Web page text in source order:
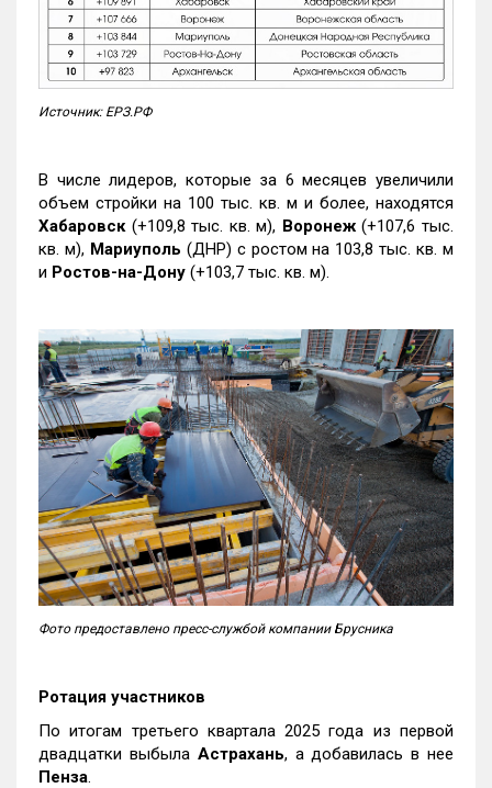
Источник: ЕРЗ.РФ
В числе лидеров, которые за 6 месяцев увеличили
объем стройки на 100 тыс. кв. м и более, находятся
Хабаровск (+109,8 тыс. кв. м), Воронеж(+107,6 тыс.
кв. м), Мариуполь (ДНР) с ростом на 103,8 тыс. кв. м
и Ростов-на-Дону (+103,7 тыс. кв. м).
Фото предоставлено пресс-службой компании Брусника
Ротация участников
По итогам третьего квартала 2025 года из первой
двадцатки выбыла Астрахань, а добавилась в нее
Пенза.